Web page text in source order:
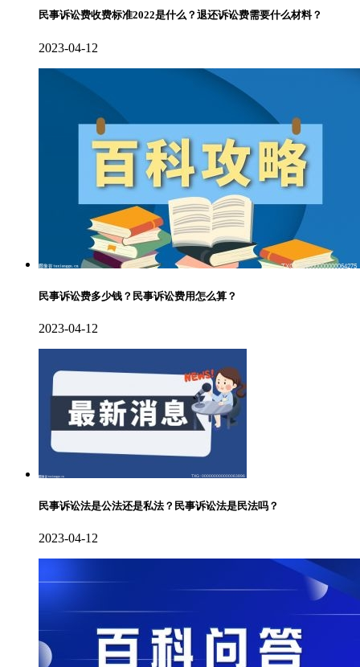
民事诉讼费收费标准2022是什么？退还诉讼费需要什么材料？
2023-04-12
民事诉讼费多少钱？民事诉讼费用怎么算？
2023-04-12
民事诉讼法是公法还是私法？民事诉讼法是民法吗？
2023-04-12